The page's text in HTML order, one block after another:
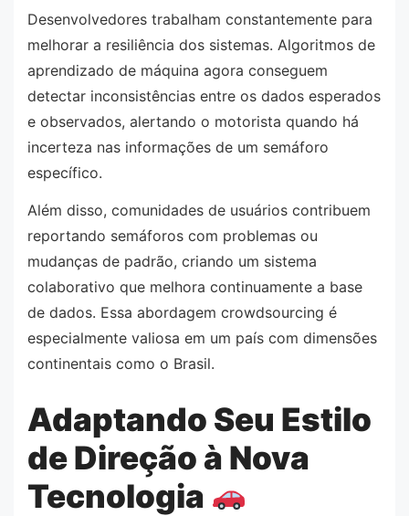
Desenvolvedores trabalham constantemente para
melhorar a resiliência dos sistemas. Algoritmos de
aprendizado de máquina agora conseguem
detectar inconsistências entre os dados esperados
e observados, alertando o motorista quando há
incerteza nas informações de um semáforo
específico.
Além disso, comunidades de usuários contribuem
reportando semáforos com problemas ou
mudanças de padrão, criando um sistema
colaborativo que melhora continuamente a base
de dados. Essa abordagem crowdsourcing é
especialmente valiosa em um país com dimensões
continentais como o Brasil.
Adaptando Seu Estilo
de Direção à Nova
Tecnologia